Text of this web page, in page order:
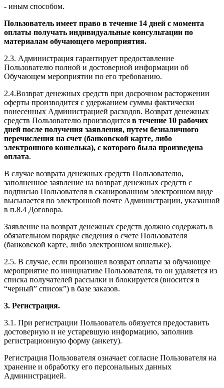
- иным способом.
Пользователь имеет право в течение 14 дней с момента
оплаты получать индивидуальные консультации по
материалам обучающего мероприятия.
2.3. Администрация гарантирует предоставление
Пользователю полной и достоверной информации об
Обучающем мероприятии по его требованию.
2.4.Возврат денежных средств при досрочном расторжении
оферты производится с удержанием суммы фактически
понесенных Администрацией расходов. Возврат денежных
средств Пользователю производится в течение 10 рабочих
дней после получения заявления, путем безналичного
перечисления на счет (банковской карте, либо
электронного кошелька), с которого была произведена
оплата.
В случае возврата денежных средств Пользователю,
заполненное заявление на возврат денежных средств с
подписью Пользователя в сканированном электронном виде
высылается по электронной почте Администрации, указанной
в п.8.4 Договора.
Заявление на возврат денежных средств должно содержать в
обязательном порядке сведения о счете Пользователя
(банковской карте, либо электронном кошельке).
2.5. В случае, если произошел возврат оплаты за обучающее
мероприятие по инициативе Пользователя, то он удаляется из
списка получателей рассылки и блокируется (вносится в
“черный” список”) в базе заказов.
3. Регистрация.
3.1. При регистрации Пользователь обязуется предоставить
достоверную и не устаревшую информацию, заполнив
регистрационную форму (анкету).
Регистрация Пользователя означает согласие Пользователя на
хранение и обработку его персональных данных
Администрацией.